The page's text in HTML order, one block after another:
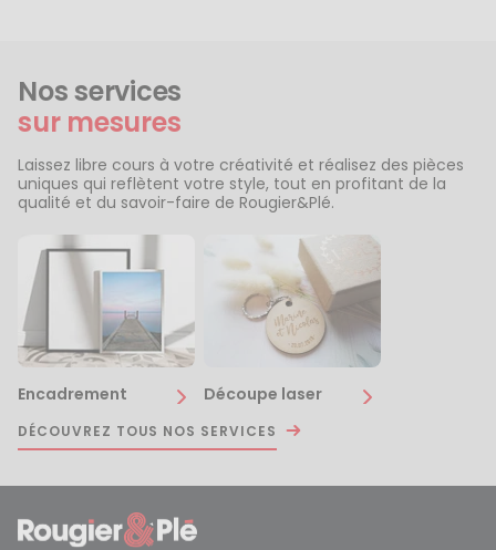
Nos services
sur mesures
Laissez libre cours à votre créativité et réalisez des pièces
uniques qui reflètent votre style, tout en profitant de la
qualité et du savoir-faire de Rougier&Plé.
Encadrement Découpe laser
DÉCOUVREZ TOUS NOS SERVICES